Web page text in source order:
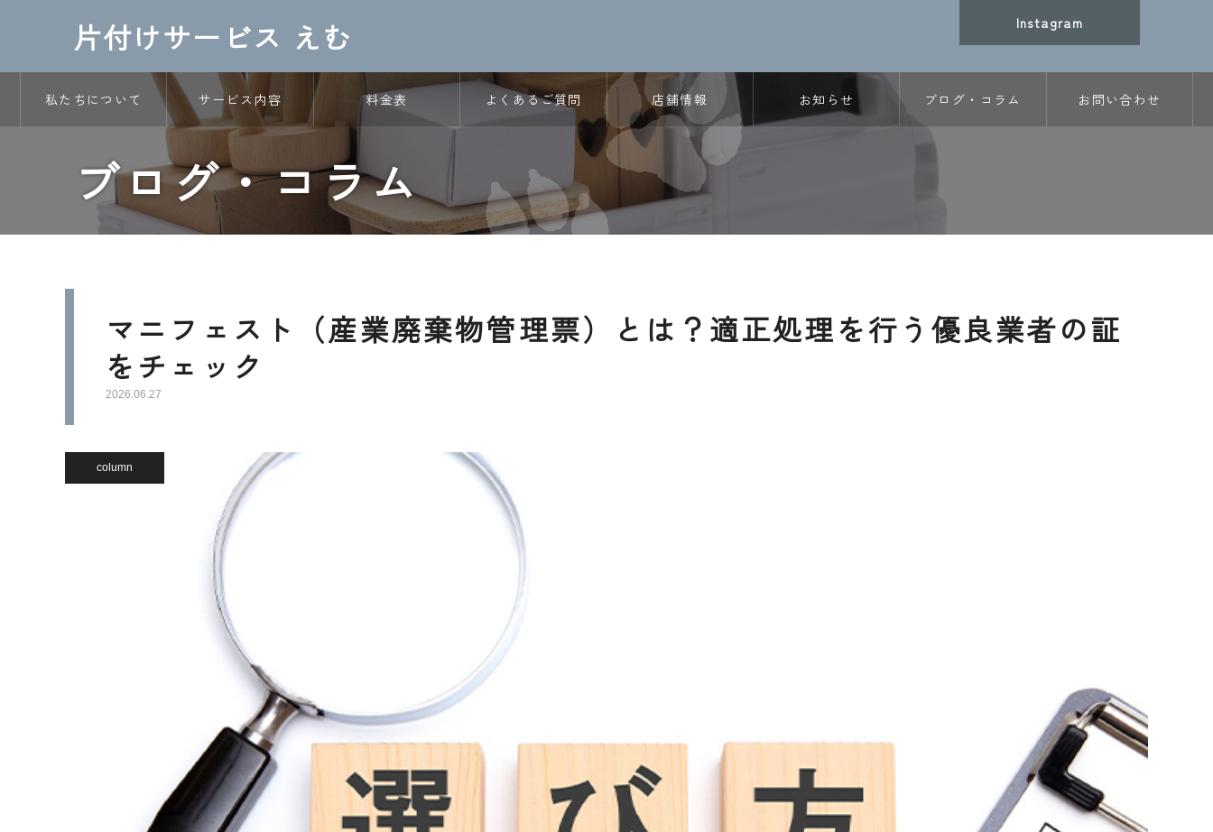
片付けサービス えむ Instagram
私たちについて サービス内容 料金表 よくあるご質問 店舗情報 お知らせ ブログ・コラム お問い合わせ
ブログ・コラム
マニフェスト（産業廃棄物管理票）とは？適正処理を行う優良業者の証
をチェック
2026.06.27
column